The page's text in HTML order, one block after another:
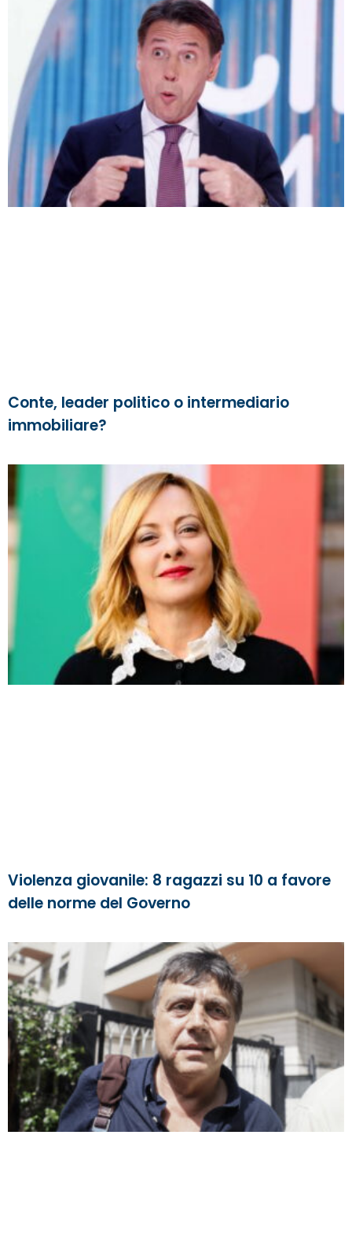
Conte, leader politico o intermediario
immobiliare?
Violenza giovanile: 8 ragazzi su 10 a favore
delle norme del Governo